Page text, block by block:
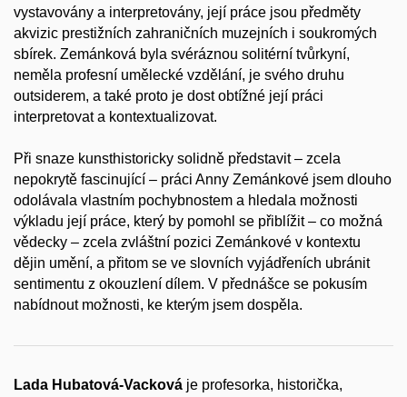
vystavovány a interpretovány, její práce jsou předměty
akvizic prestižních zahraničních muzejních i soukromých
sbírek. Zemánková byla svéráznou solitérní tvůrkyní,
neměla profesní umělecké vzdělání, je svého druhu
outsiderem, a také proto je dost obtížné její práci
interpretovat a kontextualizovat.
Při snaze kunsthistoricky solidně představit – zcela
nepokrytě fascinující – práci Anny Zemánkové jsem dlouho
odolávala vlastním pochybnostem a hledala možnosti
výkladu její práce, který by pomohl se přiblížit – co možná
vědecky – zcela zvláštní pozici Zemánkové v kontextu
dějin umění, a přitom se ve slovních vyjádřeních ubránit
sentimentu z okouzlení dílem. V přednášce se pokusím
nabídnout možnosti, ke kterým jsem dospěla.
Lada Hubatová-Vacková je profesorka, historička,